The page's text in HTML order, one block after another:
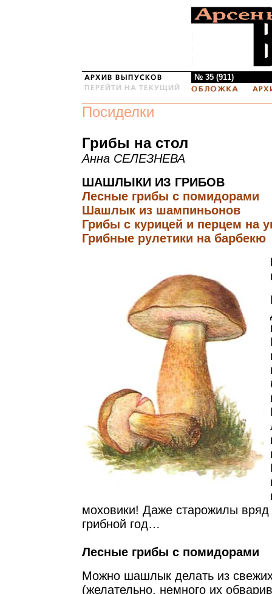
№ 35 (911)
Посиделки
Грибы на стол
Анна СЕЛЕЗНЕВА
ШАШЛЫКИ ИЗ ГРИБОВ
Лесные грибы с помидорами
Шашлык из шампиньонов
Грибы с курицей и перцем на
Грибные рулетики на барбекю
моховики! Даже старожилы вряд
грибной год…
Лесные грибы с помидорами
Можно шашлык делать из
(желательно, немного их